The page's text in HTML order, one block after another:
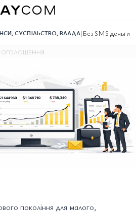
, СУСПІЛЬСТВО, ВЛАДА|Без SMS
ОГОЛОШЕННЯ
покоління для малого,